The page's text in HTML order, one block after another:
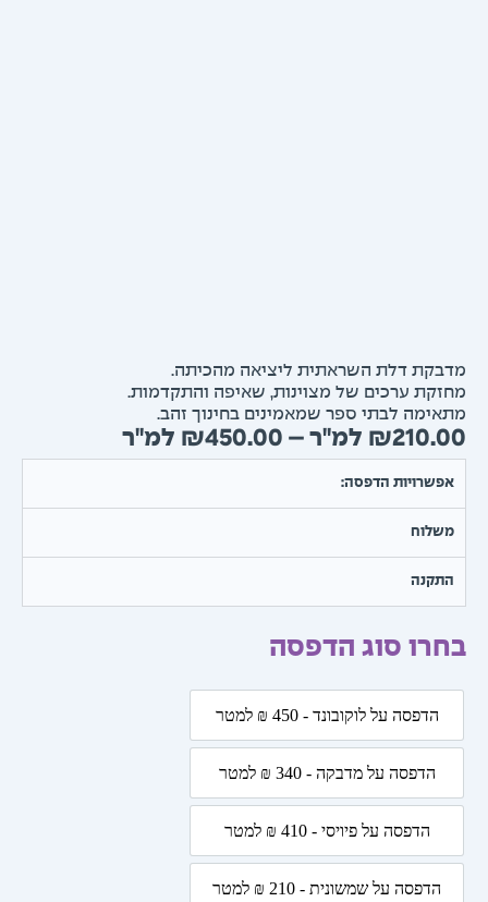
דלת השראתית ליציאה מהכיתה.
ערכים של מצוינות, שאיפה והתקדמות.
לבתי ספר שמאמינים בחינוך זהב.
₪
–
₪450.00
טווח
מחירים:
עד
הדפסה:
סוג הדפסה
הדפסה על לוקובונד - 450 ₪ למטר
הדפסה על לוקובונד - 450 ₪ למטר
הדפסה על מדבקה - 340 ₪ למטר
הדפסה על מדבקה - 340 ₪ למטר
הדפסה על פיויסי - 410 ₪ למטר
הדפסה על שמשונית - 210 ₪ למטר